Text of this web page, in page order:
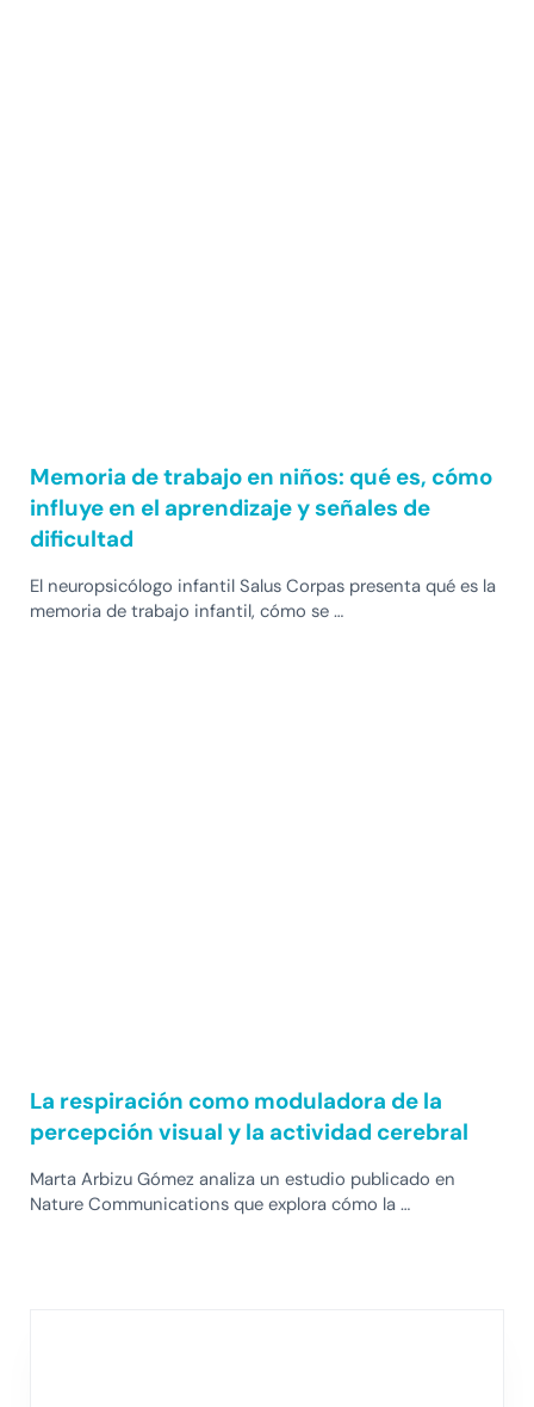
Memoria de trabajo en niños: qué es, cómo
influye en el aprendizaje y señales de
dificultad
El neuropsicólogo infantil Salus Corpas presenta qué es la
memoria de trabajo infantil, cómo se …
La respiración como moduladora de la
percepción visual y la actividad cerebral
Marta Arbizu Gómez analiza un estudio publicado en
Nature Communications que explora cómo la …